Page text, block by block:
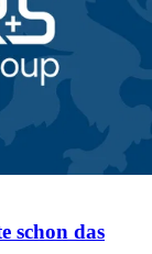
schon das